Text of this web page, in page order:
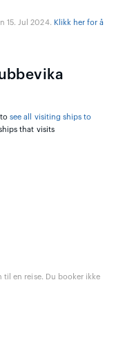
15. Jul 2024. Klikk her for å
tosee all visiting ships to
that visits
til en reise. Du booker ikke